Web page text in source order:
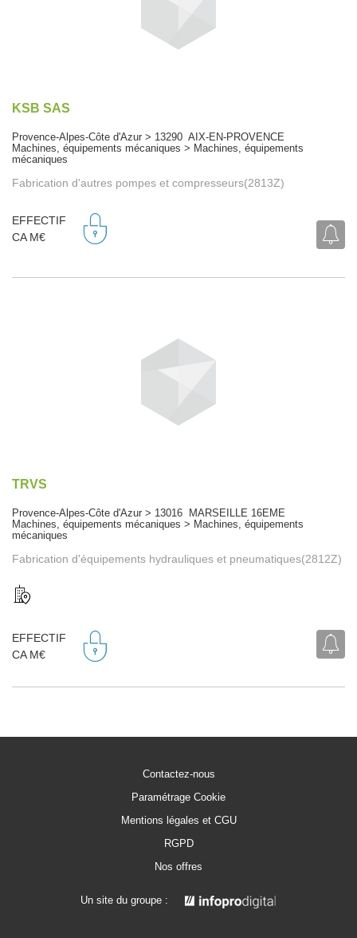
KSB SAS
Provence-Alpes-Côte d'Azur > 13290 AIX-EN-PROVENCE
Machines, équipements mécaniques > Machines, équipements
mécaniques
Fabrication d'autres pompes et compresseurs(2813Z)
EFFECTIF
CA M€
TRVS
Provence-Alpes-Côte d'Azur > 13016 MARSEILLE 16EME
Machines, équipements mécaniques > Machines, équipements
mécaniques
Fabrication d'équipements hydrauliques et pneumatiques(2812Z)
EFFECTIF
CA M€
Contactez-nous
Paramétrage Cookie
Mentions légales et CGU
RGPD
Nos offres
Un site du groupe :